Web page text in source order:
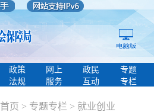
政策
法规
网上
服务
政民
互动
专题
专栏
首页 > 专题专栏 > 就业创业